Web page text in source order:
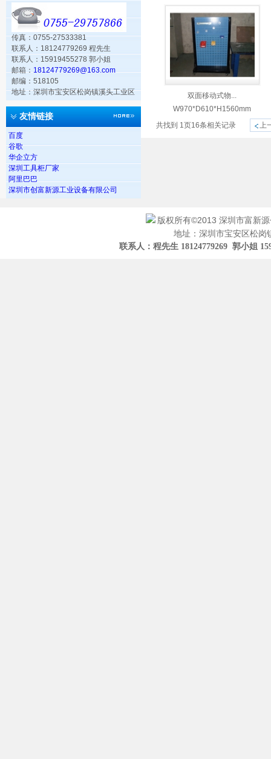
传真：0755-27533381
联系人：18124779269 程先生
联系人：15919455278 郭小姐
邮箱：18124779269@163.com
邮编：518105
地址：深圳市宝安区松岗镇溪头工业区
友情链接
百度
谷歌
华企立方
深圳工具柜厂家
阿里巴巴
深圳市创富新源工业设备有限公司
双面移动式物...
W970*D610*H1560mm
共找到 1页16条相关记录 上
版权所有©2013 深圳市富新
地址：深圳市宝安区松
联系人：程先生 18124779269 郭小姐